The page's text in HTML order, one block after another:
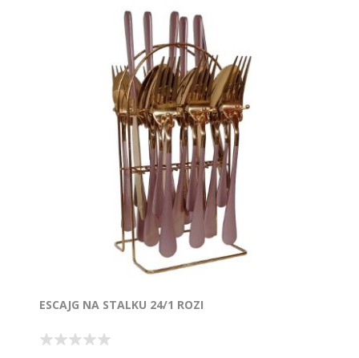
ESCAJG NA STALKU 24/1 ROZI